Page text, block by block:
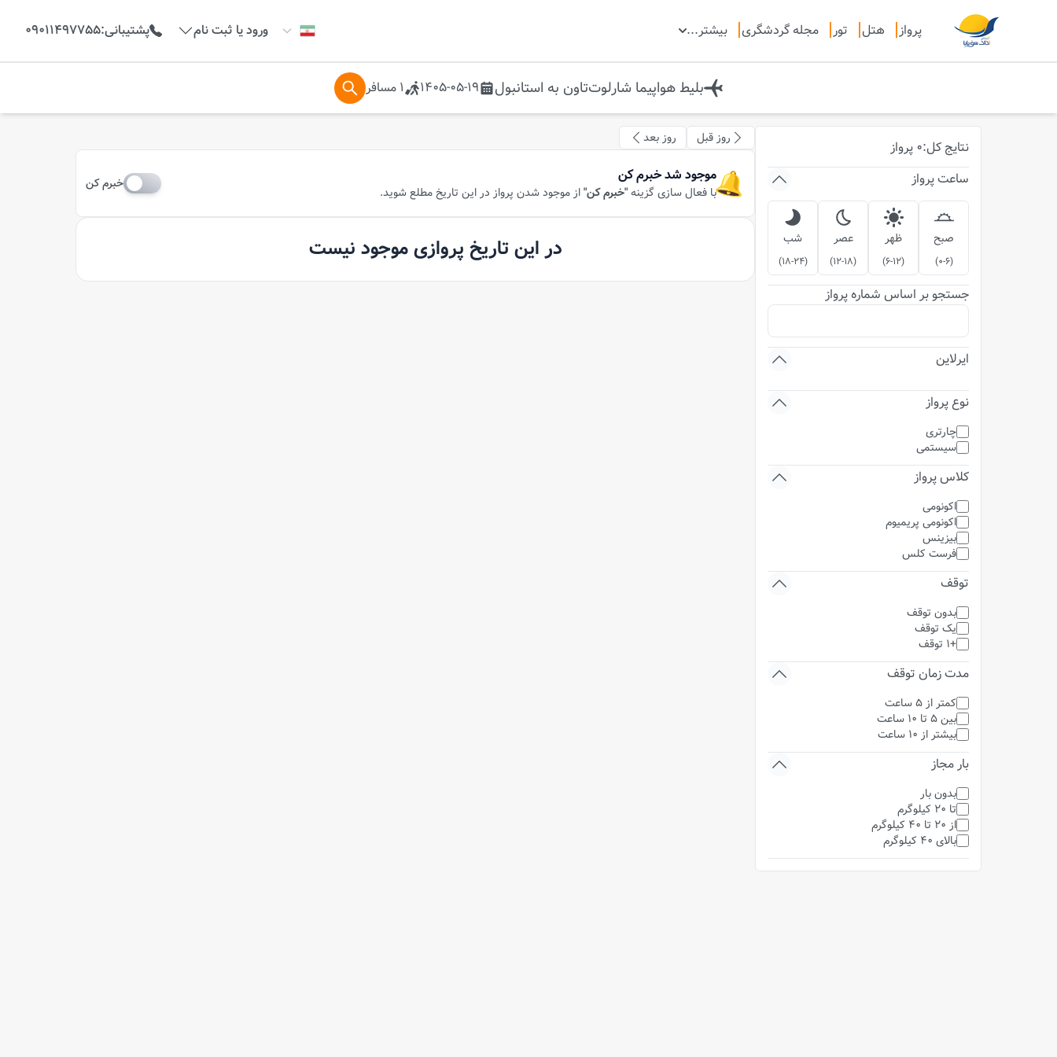
پرواز هتل تور مجله گردشگری بیشتر... ورود یا ثبت نام پشتیبانی:
09011497755
بلیط هواپیما شارلوت‌تاون به استانبول 1405-05-19
1 مسافر
نتایج کل:
0 پرواز
ساعت پرواز
صبح
(
0-6
)
ظهر
(
6-12
)
عصر
(
12-18
)
شب
(
18-24
)
جستجو بر اساس شماره پرواز
ایرلاین
نوع پرواز
چارتری
سیستمی
کلاس پرواز
اکونومی
اکونومی پریمیوم
بیزینس
فرست کلس
توقف
بدون توقف
یک توقف
+1 توقف
مدت زمان توقف
کمتر از 5 ساعت
بین 5 تا 10 ساعت
بیشتر از 10 ساعت
بار مجاز
بدون بار
تا 20 کیلوگرم
از 20 تا 40 کیلوگرم
بالای 40 کیلوگرم
روز قبل روز بعد
موجود شد خبرم کن
با فعال سازی گزینه"خبرم کن"از موجود شدن پرواز در این تاریخ مطلع شوید.
خبرم کن
در این تاریخ پروازی موجود نیست